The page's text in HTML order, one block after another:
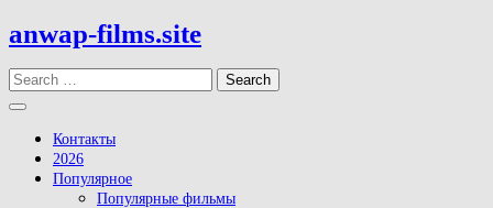
Skip
to
content
anwap-films.site
Search
Open
Button
Контакты
2026
Популярное
Популярные фильмы